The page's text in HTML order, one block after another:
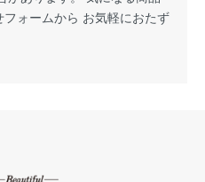
ォームから お気軽におたず